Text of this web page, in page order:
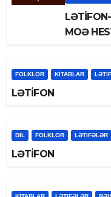
MOƏ
FOLKLOR KİTABLAR
LƏTİFON
DİL FOLKLOR LƏTIFƏLƏR
LƏTİFON